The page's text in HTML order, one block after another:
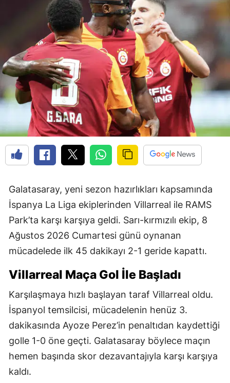
Galatasaray, yeni sezon hazırlıkları kapsamında
İspanya La Liga ekiplerinden Villarreal ile RAMS
Park’ta karşı karşıya geldi. Sarı-kırmızılı ekip, 8
Ağustos 2026 Cumartesi günü oynanan
mücadelede ilk 45 dakikayı 2-1 geride kapattı.
Villarreal Maça Gol İle Başladı
Karşılaşmaya hızlı başlayan taraf Villarreal oldu.
İspanyol temsilcisi, mücadelenin henüz 3.
dakikasında Ayoze Perez’in penaltıdan kaydettiği
golle 1-0 öne geçti. Galatasaray böylece maçın
hemen başında skor dezavantajıyla karşı karşıya
kaldı.